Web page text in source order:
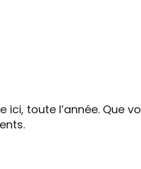
toute l’année. Que